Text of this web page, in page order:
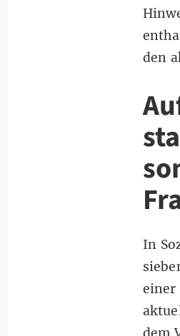
den
In
einer